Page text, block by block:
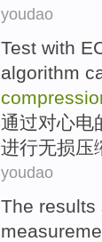
youdao
Test with
algorithm
通过对心电
进行无损压
youdao
The results